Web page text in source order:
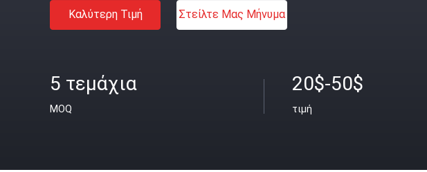
Καλύτερη Τιμή Στείλτε Μας Μήνυμα
5 τεμάχια
MOQ
20$-50$
τιμή